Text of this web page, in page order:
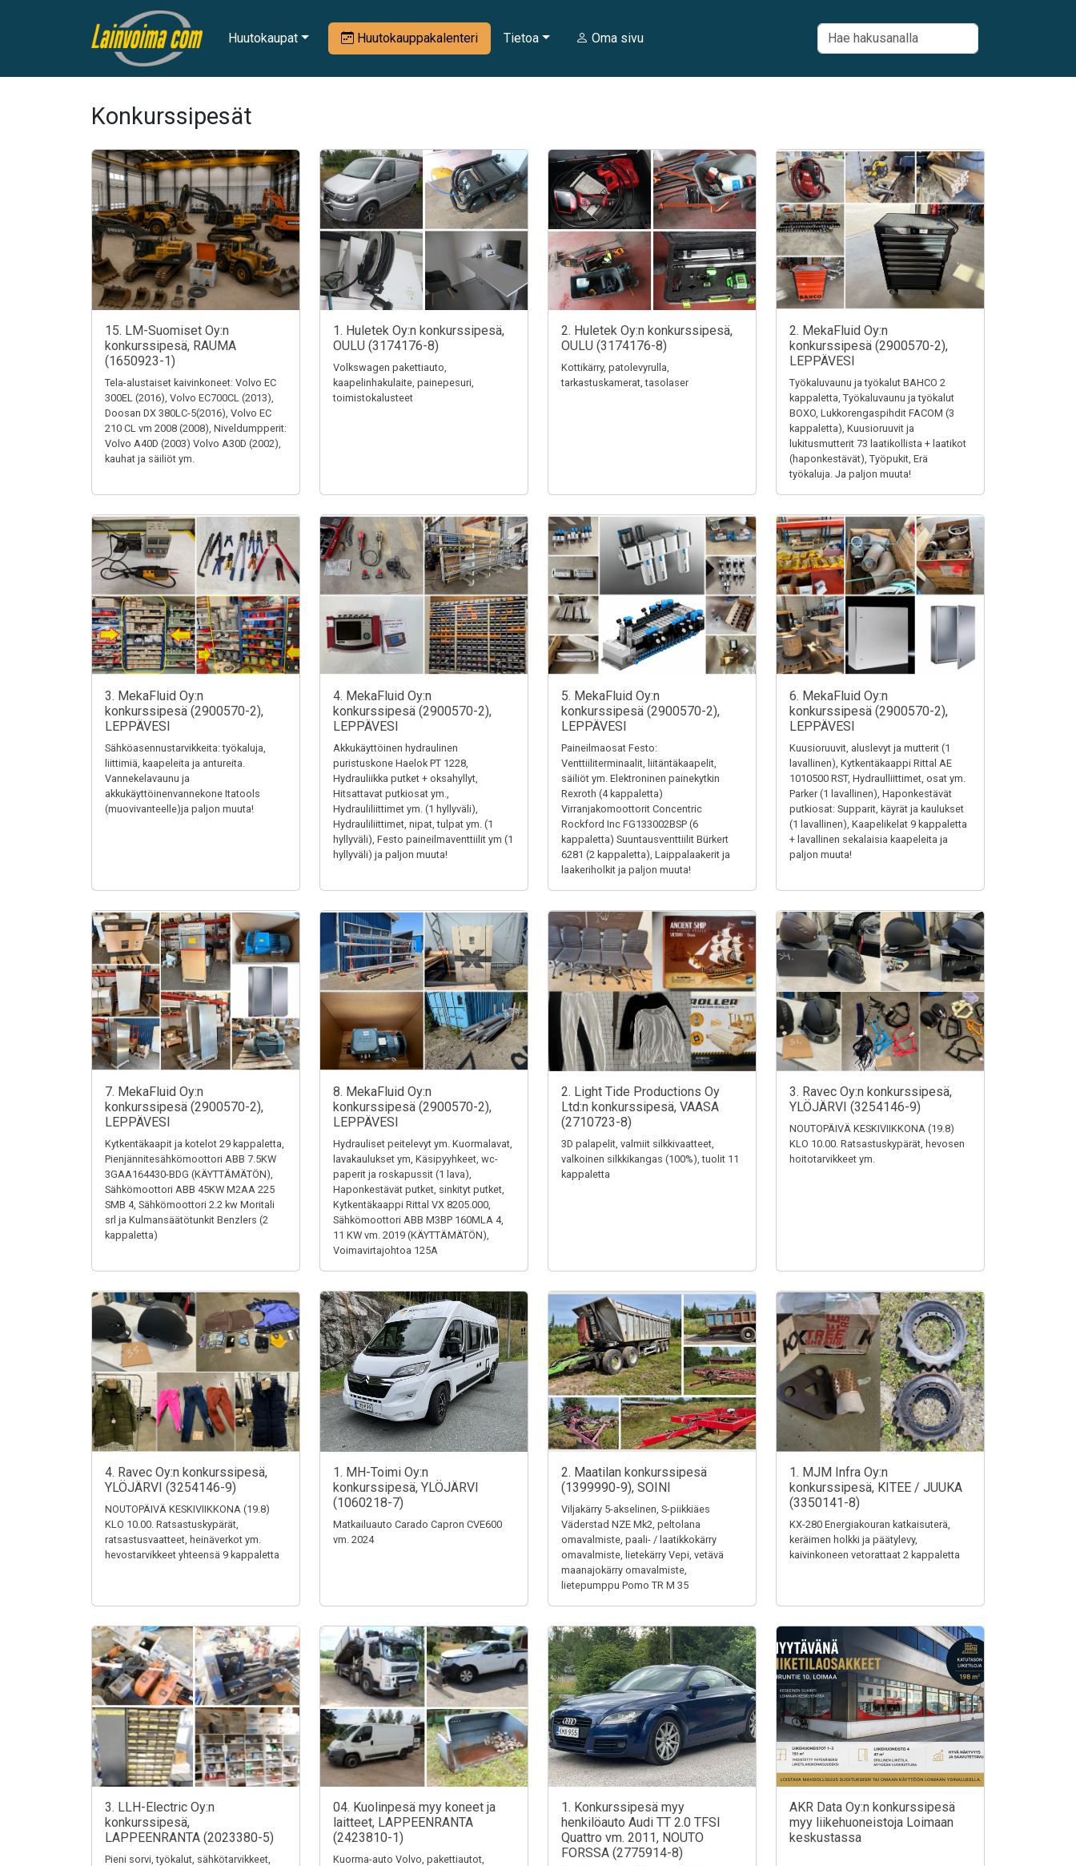
Huutokaupat Huutokauppakalenteri Tietoa Oma sivu
Konkurssipesät
15. LM-Suomiset Oy:n
konkurssipesä, RAUMA
(1650923-1)
Tela-alustaiset kaivinkoneet: Volvo EC
300EL (2016), Volvo EC700CL (2013),
Doosan DX 380LC-5(2016), Volvo EC
210 CL vm 2008 (2008), Niveldumpperit:
Volvo A40D (2003) Volvo A30D (2002),
kauhat ja säiliöt ym.
1. Huletek Oy:n konkurssipesä,
OULU (3174176-8)
Volkswagen pakettiauto,
kaapelinhakulaite, painepesuri,
toimistokalusteet
2. Huletek Oy:n konkurssipesä,
OULU (3174176-8)
Kottikärry, patolevyrulla,
tarkastuskamerat, tasolaser
2. MekaFluid Oy:n
konkurssipesä (2900570-2),
LEPPÄVESI
Työkaluvaunu ja työkalut BAHCO 2
kappaletta, Työkaluvaunu ja työkalut
BOXO, Lukkorengaspihdit FACOM (3
kappaletta), Kuusioruuvit ja
lukitusmutterit 73 laatikollista + laatikot
(haponkestävät), Työpukit, Erä
työkaluja. Ja paljon muuta!
3. MekaFluid Oy:n
konkurssipesä (2900570-2),
LEPPÄVESI
Sähköasennustarvikkeita: työkaluja,
liittimiä, kaapeleita ja antureita.
Vannekelavaunu ja
akkukäyttöinenvannekone Itatools
(muovivanteelle)ja paljon muuta!
4. MekaFluid Oy:n
konkurssipesä (2900570-2),
LEPPÄVESI
Akkukäyttöinen hydraulinen
puristuskone Haelok PT 1228,
Hydrauliikka putket + oksahyllyt,
Hitsattavat putkiosat ym.,
Hydrauliliittimet ym. (1 hyllyväli),
Hydrauliliittimet, nipat, tulpat ym. (1
hyllyväli), Festo paineilmaventtiilit ym (1
hyllyväli) ja paljon muuta!
5. MekaFluid Oy:n
konkurssipesä (2900570-2),
LEPPÄVESI
Paineilmaosat Festo:
Venttiiliterminaalit, liitäntäkaapelit,
säiliöt ym. Elektroninen painekytkin
Rexroth (4 kappaletta)
Virranjakomoottorit Concentric
Rockford Inc FG133002BSP (6
kappaletta) Suuntausventtiilit Bürkert
6281 (2 kappaletta), Laippalaakerit ja
laakeriholkit ja paljon muuta!
6. MekaFluid Oy:n
konkurssipesä (2900570-2),
LEPPÄVESI
Kuusioruuvit, aluslevyt ja mutterit (1
lavallinen), Kytkentäkaappi Rittal AE
1010500 RST, Hydraulliittimet, osat ym.
Parker (1 lavallinen), Haponkestävät
putkiosat: Supparit, käyrät ja kaulukset
(1 lavallinen), Kaapelikelat 9 kappaletta
+ lavallinen sekalaisia kaapeleita ja
paljon muuta!
7. MekaFluid Oy:n
konkurssipesä (2900570-2),
LEPPÄVESI
Kytkentäkaapit ja kotelot 29 kappaletta,
Pienjännitesähkömoottori ABB 7.5KW
3GAA164430-BDG (KÄYTTÄMÄTÖN),
Sähkömoottori ABB 45KW M2AA 225
SMB 4, Sähkömoottori 2.2 kw Moritali
srl ja Kulmansäätötunkit Benzlers (2
kappaletta)
8. MekaFluid Oy:n
konkurssipesä (2900570-2),
LEPPÄVESI
Hydrauliset peitelevyt ym. Kuormalavat,
lavakaulukset ym, Käsipyyhkeet, wc-
paperit ja roskapussit (1 lava),
Haponkestävät putket, sinkityt putket,
Kytkentäkaappi Rittal VX 8205.000,
Sähkömoottori ABB M3BP 160MLA 4,
11 KW vm. 2019 (KÄYTTÄMÄTÖN),
Voimavirtajohtoa 125A
2. Light Tide Productions Oy
Ltd:n konkurssipesä, VAASA
(2710723-8)
3D palapelit, valmiit silkkivaatteet,
valkoinen silkkikangas (100%), tuolit 11
kappaletta
3. Ravec Oy:n konkurssipesä,
YLÖJÄRVI (3254146-9)
NOUTOPÄIVÄ KESKIVIIKKONA (19.8)
KLO 10.00. Ratsastuskypärät, hevosen
hoitotarvikkeet ym.
4. Ravec Oy:n konkurssipesä,
YLÖJÄRVI (3254146-9)
NOUTOPÄIVÄ KESKIVIIKKONA (19.8)
KLO 10.00. Ratsastuskypärät,
ratsastusvaatteet, heinäverkot ym.
hevostarvikkeet yhteensä 9 kappaletta
1. MH-Toimi Oy:n
konkurssipesä, YLÖJÄRVI
(1060218-7)
Matkailuauto Carado Capron CVE600
vm. 2024
2. Maatilan konkurssipesä
(1399990-9), SOINI
Viljakärry 5-akselinen, S-piikkiäes
Väderstad NZE Mk2, peltolana
omavalmiste, paali- / laatikkokärry
omavalmiste, lietekärry Vepi, vetävä
maanajokärry omavalmiste,
lietepumppu Pomo TR M 35
1. MJM Infra Oy:n
konkurssipesä, KITEE / JUUKA
(3350141-8)
KX-280 Energiakouran katkaisuterä,
keräimen holkki ja päätylevy,
kaivinkoneen vetorattaat 2 kappaletta
3. LLH-Electric Oy:n
konkurssipesä,
LAPPEENRANTA (2023380-5)
Pieni sorvi, työkalut, sähkötarvikkeet,
04. Kuolinpesä myy koneet ja
laitteet, LAPPEENRANTA
(2423810-1)
Kuorma-auto Volvo, pakettiautot,
1. Konkurssipesä myy
henkilöauto Audi TT 2.0 TFSI
Quattro vm. 2011, NOUTO
FORSSA (2775914-8)
AKR Data Oy:n konkurssipesä
myy liikehuoneistoja Loimaan
keskustassa